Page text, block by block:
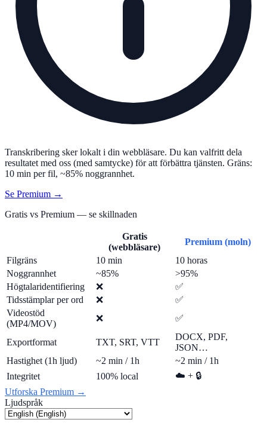
Transkribering sker lokalt i din webbläsare. Du kan valfritt dela
resultatet med oss (med samtycke) för att förbättra tjänsten. Gräns:
10 min per fil, ~85% noggrannhet.
Se Premium →
Gratis vs Premium — se skillnaden
Gratis
(webbläsare)
Premium (moln)
Filgräns
10 min
10 horas
Noggrannhet
~85%
>95%
Högtalaridentifiering
❌
✅
Tidsstämplar per ord
❌
✅
Videostöd
(MP4/MOV)
❌ ✅
Exportformat TXT, SRT, VTT
DOCX, PDF,
JSON…
Hastighet (1h ljud)
~2 min / 1h
~2 min / 1h
Integritet
100% local
☁️ + 🔒
Utforska Premium →
Ljudspråk